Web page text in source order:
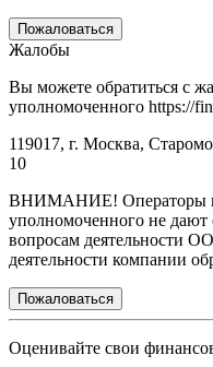
Пожаловаться
Жалобы
Вы можете обратиться с
уполномоченного https://
119017, г. Москва,
10
ВНИМАНИЕ! Операторы
уполномоченного не дают
вопросам деятельности
деятельности компании
Пожаловаться
Оценивайте свои